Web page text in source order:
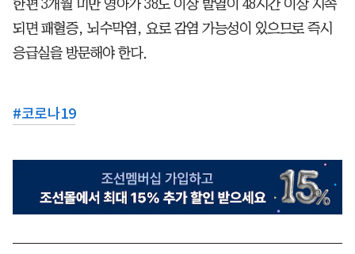
한편 3개월 미만 영아가 38도 이상 발열이 48시간 이상 지속
되면 패혈증, 뇌수막염, 요로 감염 가능성이 있으므로 즉시
응급실을 방문해야 한다.
#코로나19